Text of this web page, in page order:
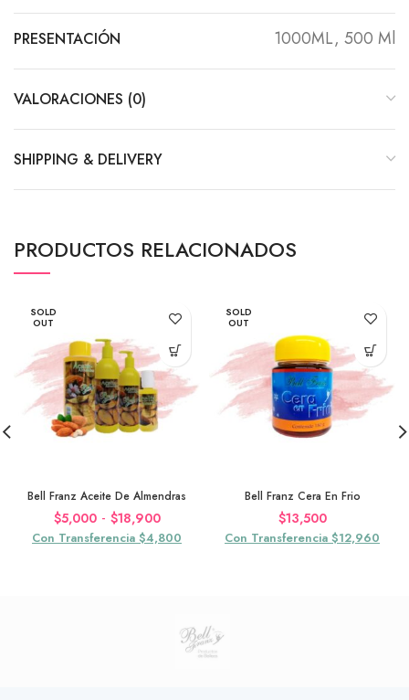
PRESENTACIÓN 1000ML, 500 Ml
VALORACIONES (0)
SHIPPING & DELIVERY
PRODUCTOS RELACIONADOS
SOLD
OUT
Bell Franz Aceite De Almendras
$5,000 - $18,900Rango
de
$18,900
Con Transferencia $4,800
SOLD
OUT
Bell Franz Cera En Frio
$13,500
Con Transferencia $12,960